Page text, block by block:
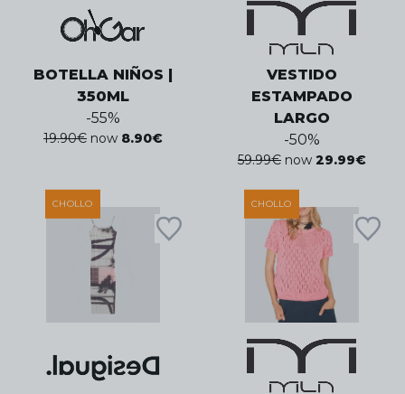
BOTELLA NIÑOS |
350ML
-55%
19.90€ now 8.90€
VESTIDO
ESTAMPADO
LARGO
-50%
59.99€ now 29.99€
CHOLLO CHOLLO